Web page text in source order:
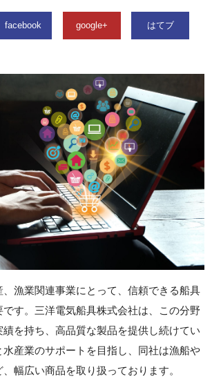
facebook google+ はてブ
漁業関連事業にとって、信頼できる船具
す。三洋電気船具株式会社は、この分野
を持ち、高品質な製品を提供し続けてい
水産業のサポートを目指し、同社は漁船や
幅広い商品を取り扱っております。